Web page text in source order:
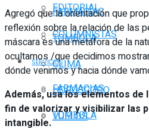
FARMACIAS
TOMBOLA
CLIMA
HORÓSCOPO
VUELOS
EDITORIAL
COLUMNISTAS
SERVICIOS
FARMACIAS
TOMBOLA
Agregó que la orientación que
reflexión sobre la relación de las
máscara es una metáfora de la
ocultamos /que decidimos
dónde venimos y hacia dónde
Además, usa los elementos de
fin de valorizar y visibilizar las
intangible.